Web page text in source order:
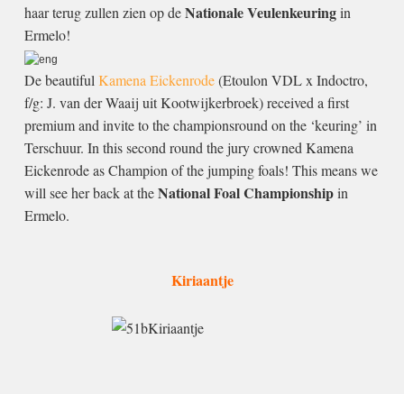
haar terug zullen zien op deNationale Veulenkeuringin
Ermelo!
De beautiful Kamena Eickenrode(Etoulon VDL x Indoctro,
f/g: J. van der Waaij uit Kootwijkerbroek) received a first
premium and invite to the championsround on the ‘keuring’ in
Terschuur. In this second round the jury crowned Kamena
Eickenrode as Champion of the jumping foals! This means we
will see her back at theNational Foal Championshipin
Ermelo.
Kiriaantje